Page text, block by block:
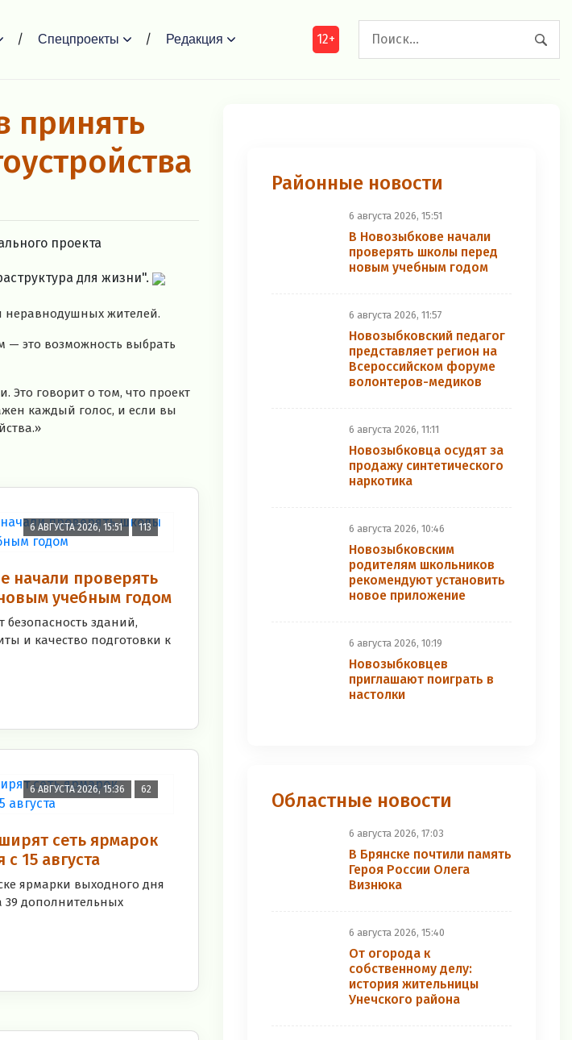
Спецпроекты Редакция 12+
принять
проекта
для жизни".
неравнодушных жителей.
это возможность выбрать
Это говорит о том, что проект
каждый голос, и если вы
6 АВГУСТА 2026, 15:51 113
начали проверять
учебным годом
безопасность зданий,
и качество подготовки к
6 АВГУСТА 2026, 15:36 62
сеть ярмарок
15 августа
ярмарки выходного дня
39 дополнительных
Районные новости
6 августа 2026, 15:51
В Новозыбкове начали
проверять школы перед
новым учебным годом
6 августа 2026, 11:57
Новозыбковский педагог
представляет регион на
Всероссийском форуме
волонтеров-медиков
6 августа 2026, 11:11
Новозыбковца осудят за
продажу синтетического
наркотика
6 августа 2026, 10:46
Новозыбковским
родителям школьников
рекомендуют установить
новое приложение
6 августа 2026, 10:19
Новозыбковцев
приглашают поиграть в
настолки
Областные новости
6 августа 2026, 17:03
В Брянске почтили память
Героя России Олега
Визнюка
6 августа 2026, 15:40
От огорода к
собственному делу:
история жительницы
Унечского района